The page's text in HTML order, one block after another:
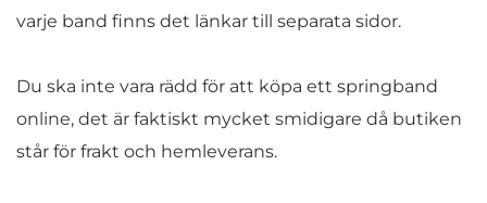
varje band finns det länkar till separata sidor.
Du ska inte vara rädd för att köpa ett springband
online, det är faktiskt mycket smidigare då butiken
står för frakt och hemleverans.